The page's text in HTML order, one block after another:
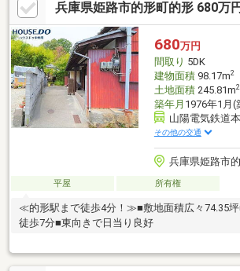
兵庫県姫路市的形町的形 680万
680万円
間取り 5DK
建物面積98.17m2
土地面積245.81m2
築年月 1976年1月(
山陽電気鉄道
その他の交通
兵庫県姫路市
平屋 所有権
≪的形駅まで徒歩4分！≫■敷地面積広々74.35
徒歩7分■東向きで日当り良好